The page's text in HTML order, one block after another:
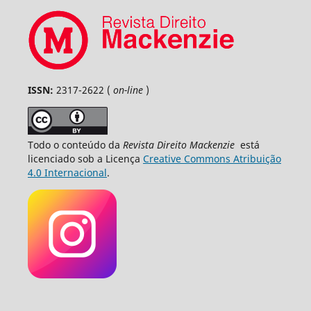
ISSN: 2317-2622 ( on-line)
Todo o conteúdo da Revista Direito Mackenzieestá
licenciado sob a Licença Creative Commons Atribuição
4.0 Internacional.